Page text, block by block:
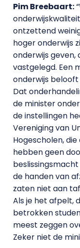
Pim Breebaart:
ontzettend
hoger onderwijs
onderwijs geven,
vastgelegd. Een
onderwijs
Dat
de minister
de instellingen
Vereniging van
Hogescholen,
hebben geen
de handen van
zaten niet aan
Als je het afpelt,
betrokken
meest zeggen
Zeker niet de